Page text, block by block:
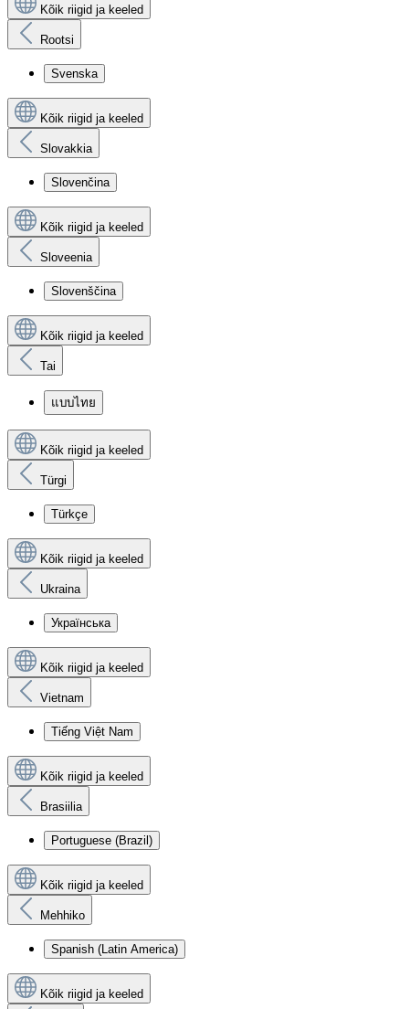
Kõik riigid ja keeled
Rootsi
Svenska
Kõik riigid ja keeled
Slovakkia
Slovenčina
Kõik riigid ja keeled
Sloveenia
Slovenščina
Kõik riigid ja keeled
Tai
แบบไทย
Kõik riigid ja keeled
Türgi
Türkçe
Kõik riigid ja keeled
Ukraina
Українська
Kõik riigid ja keeled
Vietnam
Tiếng Việt Nam
Kõik riigid ja keeled
Brasiilia
Portuguese (Brazil)
Kõik riigid ja keeled
Mehhiko
Spanish (Latin America)
Kõik riigid ja keeled